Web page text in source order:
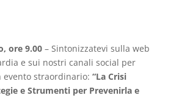
ore 9.00– Sintonizzatevi sulla web
e sui nostri canali social per
evento straordinario: “La Crisi
e Strumenti per Prevenirla e